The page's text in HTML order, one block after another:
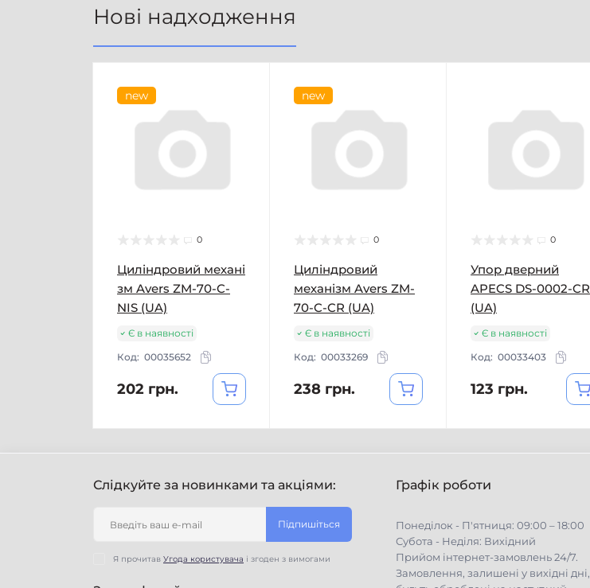
Нові надходження
new
0
Циліндровий механі
зм Avers ZM-70-C-
NIS (UA)
Є в наявності
Код: 00035652
202 грн.
new
0
Циліндровий
механізм Avers ZM-
70-C-CR (UA)
Є в наявності
Код: 00033269
238 грн.
0
Упор дверний
APECS DS-0002-CR
(UA)
Є в наявності
Код: 00033403
123 грн.
Слідкуйте за новинками та акціями:
Підпишіться
Я прочитав Угода користувача і згоден з вимогами
Графік роботи
Понеділок - П'ятниця: 09:00 – 18:00
Субота - Неділя: Вихідний
Прийом інтернет-замовлень 24/7.
Замовлення, залишені у вихідні дні,